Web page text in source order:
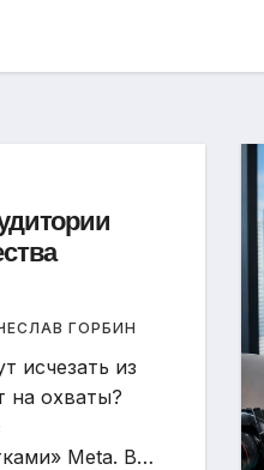
ГОРБИН
исчезать из
на охваты?
Meta. В…